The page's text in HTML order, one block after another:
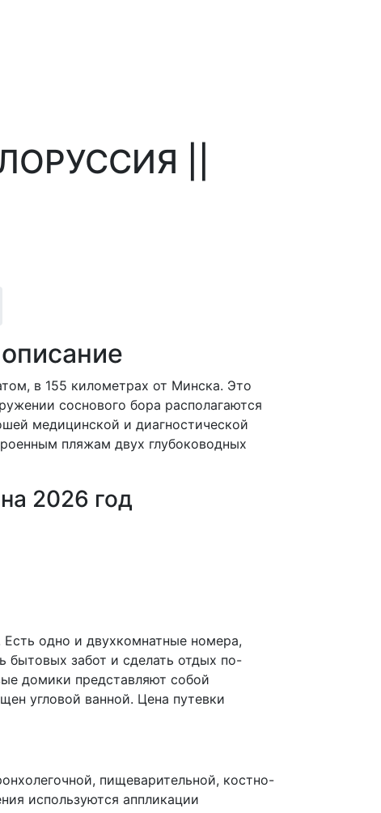
||
в 155 километрах от Минска. Это
соснового бора располагаются
медицинской и диагностической
пляжам двух глубоководных
2026 год
одно и двухкомнатные номера,
забот и сделать отдых по-
домики представляют собой
угловой ванной. Цена путевки
пищеварительной, костно-
используются аппликации